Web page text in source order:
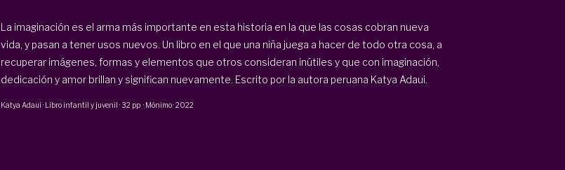
La imaginación es el arma más importante en esta historia en la que las cosas cobran nueva
vida, y pasan a tener usos nuevos. Un libro en el que una niña juega a hacer de todo otra cosa, a
recuperar imágenes, formas y elementos que otros consideran inútiles y que con imaginación,
dedicación y amor brillan y significan nuevamente. Escrito por la autora peruana Katya Adaui.
Katya Adaui · Libro infantil y juvenil ·32 pp· Mónimo·2022